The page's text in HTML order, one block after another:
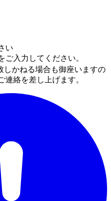
い
入力してください。
かねる場合も御座いますの
連絡を差し上げます。